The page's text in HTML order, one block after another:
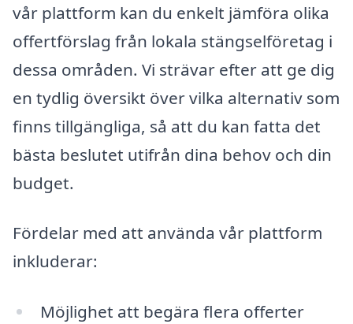
vår plattform kan du enkelt jämföra olika
offertförslag från lokala stängselföretag i
dessa områden. Vi strävar efter att ge dig
en tydlig översikt över vilka alternativ som
finns tillgängliga, så att du kan fatta det
bästa beslutet utifrån dina behov och din
budget.
Fördelar med att använda vår plattform
inkluderar:
Möjlighet att begära flera offerter